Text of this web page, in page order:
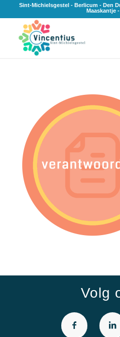
Sint-Michielsgestel - Berlicum - Den
Maaskantje
Volg